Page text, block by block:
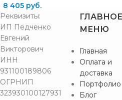
8 405 руб.
Реквизиты:
ИП Педченко
Евгений
Викторович
ИНН
931100189806
ОГРНИП
323930100127931
ГЛАВНОЕ
МЕНЮ
Главная
Оплата и
доставка
Портфолио
Блог